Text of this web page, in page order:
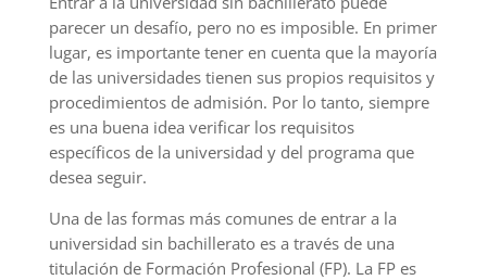
parecer un desafío, pero no es imposible. En primer
lugar, es importante tener en cuenta que la mayoría
de las universidades tienen sus propios requisitos y
procedimientos de admisión. Por lo tanto, siempre
es una buena idea verificar los requisitos
específicos de la universidad y del programa que
desea seguir.
Una de las formas más comunes de entrar a la
universidad sin bachillerato es a través de una
titulación de Formación Profesional (FP). La FP es